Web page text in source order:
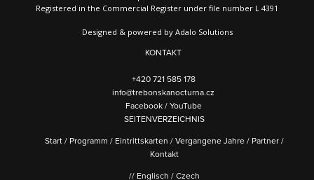
Registered in the Commercial Register under file number L 4391
Designed & powered by Adalo Solutions
KONTAKT
+420 721 585 178
info@trebonskanocturna.cz
Facebook/YouTube
SEITENVERZEICHNIS
Start/ Programm / Eintrittskarten /Vergangene Jahre/ Partner/
Kontakt
// Englisch /Czech